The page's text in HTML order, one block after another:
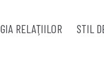
RELAŢIILOR STIL